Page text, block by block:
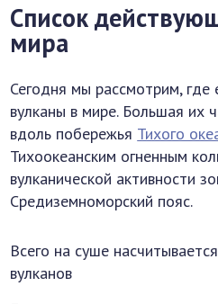
Список
мира
Сегодня мы рассмотрим, где
вулканы в мире. Большая их
вдоль побережья Тихого
Тихоокеанским огненным
вулканической активности
Средиземноморский пояс.
Всего на суше
вулканов